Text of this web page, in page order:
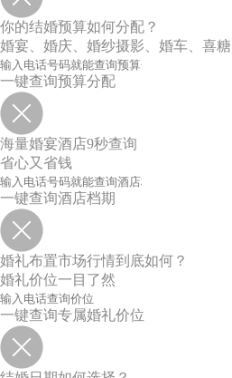
你的结婚预算如何分配？
婚宴、婚庆、婚纱摄影、婚车、喜糖
一键查询预算分配
海量婚宴酒店9秒查询
省心又省钱
一键查询酒店档期
婚礼布置市场行情到底如何？
婚礼价位一目了然
一键查询专属婚礼价位